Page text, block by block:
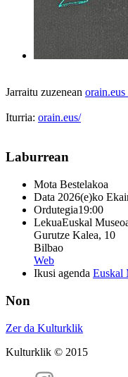
Jarraitu zuzenean orain.eus
Iturria: orain.eus/
Laburrean
Mota Bestelakoa
Data 2026(e)ko
Ordutegia19:00
LekuaEuskal
Gurutze Kalea, 10
Bilbao
Web
Ikusi agenda Euskal
Non
Zer da Kulturklik
Kulturklik © 2015